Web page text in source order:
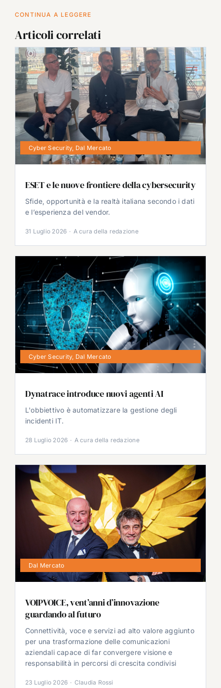
CONTINUA A LEGGERE
Articoli correlati
Cyber Security, Dal Mercato
ESET e le nuove frontiere della cybersecurity
Sfide, opportunità e la realtà italiana secondo i dati
e l’esperienza del vendor.
31 Luglio 2026 · A cura della redazione
Cyber Security, Dal Mercato
Dynatrace introduce nuovi agenti AI
L'obbiettivo è automatizzare la gestione degli
incidenti IT.
28 Luglio 2026 · A cura della redazione
Dal Mercato
VOIPVOICE, vent’anni d’innovazione
guardando al futuro
Connettività, voce e servizi ad alto valore aggiunto
per una trasformazione delle comunicazioni
aziendali capace di far convergere visione e
responsabilità in percorsi di crescita condivisi
23 Luglio 2026 · Claudia Rossi